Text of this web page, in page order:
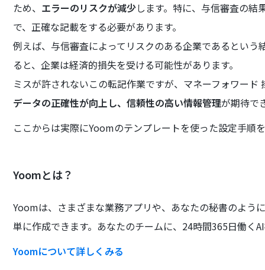
ため、 エラーのリスクが減少します。特に、与信審査の
で、正確な記載をする必要があります。
例えば、与信審査によってリスクのある企業であるとい
ると、企業は経済的損失を受ける可能性があります。
ミスが許されないこの転記作業ですが、マネーフォワー
データの正確性が向上し、信頼性の高い情報管理が期待で
ここからは実際にYoomのテンプレートを使った設定手順
Yoomとは？
Yoomは、さまざまな業務アプリや、あなたの秘書のよう
単に作成できます。あなたのチームに、24時間365日働く
Yoomについて詳しくみる